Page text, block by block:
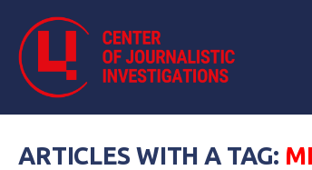
ARTICLES WITH A TAG: